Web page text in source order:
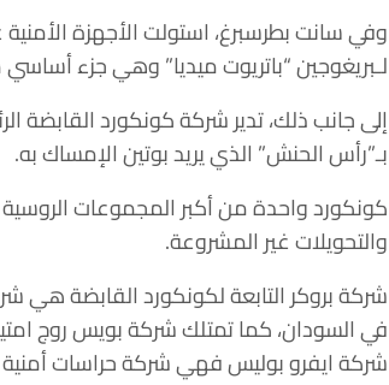
وفي سانت بطرسبرغ، استولت الأجهزة
لـبريغوجين“باتريوت ميديا”وهي جزء أساسي من
إلى جانب ذلك، تدير شركة كونكورد القابضة
بـ”رأس الحنش” الذي يريد بوتين الإمساك به.
كونكورد واحدة من أكبر المجموعات الروسية وتمتلك أكثر من 100
والتحويلات غير المشروعة.
شركة بروكر التابعة لكونكورد القابضة هي
في السودان، كما تمتلك شركة بويس روج
شركة ايفرو بوليس فهي شركة حراسات